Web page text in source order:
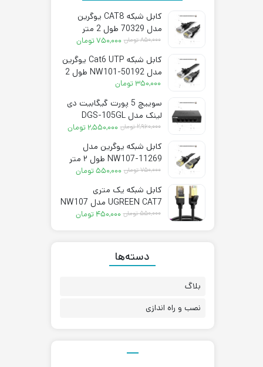
کابل شبکه CAT8 یوگرین
مدل 70329 طول 2 متر
۸۵۰,۰۰۰تومان قیمت
اصلی:
۸۵۰,۰۰۰ تومان
بود.
۷۵۰,۰۰۰تومان
قیمت
فعلی:
۷۵۰,۰۰۰ تومان.
کابل شبکه Cat6 UTP یوگرین
مدل NW101-50192 طول 2
متر
۳۵۰,۰۰۰ تومان
سوییچ 5 پورت گیگابیت دی
لینک مدل DGS-105GL
۲,۹۶۰,۰۰۰تومان
قیمت
اصلی:
۲,۹۶۰,۰۰۰ تومان
بود.
۲,۵۵۰,۰۰۰ تومان
قیمت
فعلی:
۲,۵۵۰,۰۰۰ تومان.
کابل شبکه یوگرین مدل
NW107-11269 طول ۲ متر
CAT7
۷۵۰,۰۰۰تومان قیمت
اصلی:
۷۵۰,۰۰۰ تومان
بود.
۵۵۰,۰۰۰تومان
قیمت
فعلی:
۵۵۰,۰۰۰ تومان.
کابل شبکه یک متری
UGREEN CAT7 مدل NW107
– 11268
۵۵۰,۰۰۰تومان قیمت
بود.
۴۵۰,۰۰۰ تومان
قیمت
دسته‌ها
بلاگ
نصب و راه اندازی